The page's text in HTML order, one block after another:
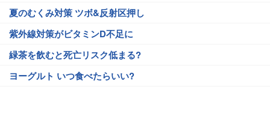
夏のむくみ対策 ツボ&反射区押し
紫外線対策がビタミンD不足に
緑茶を飲むと死亡リスク低まる?
ヨーグルト いつ食べたらいい?